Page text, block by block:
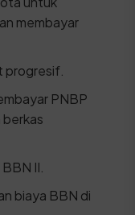
membayar
progresif.
PNBP
berkas
II.
biaya BBN di